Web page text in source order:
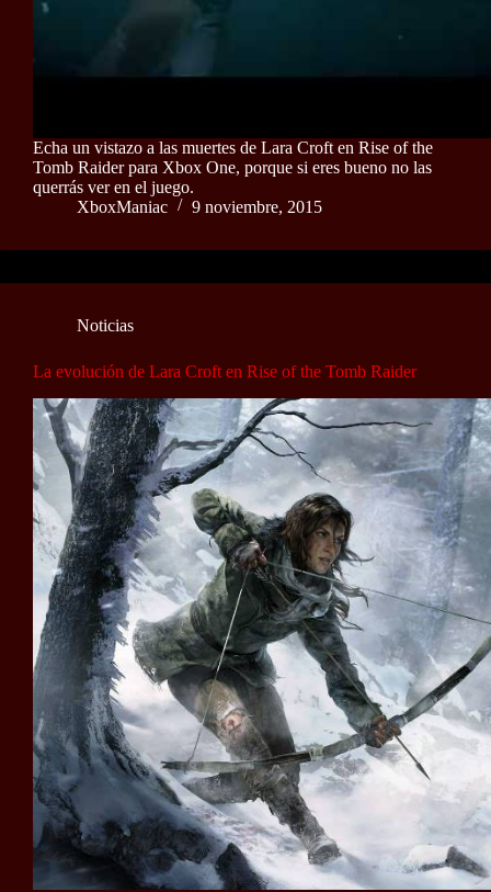
Echa un vistazo a las muertes de Lara Croft en Rise of the
Tomb Raider para Xbox One, porque si eres bueno no las
querrás ver en el juego.
XboxManiac
9 noviembre, 2015
Noticias
La evolución de Lara Croft en Rise of the Tomb Raider